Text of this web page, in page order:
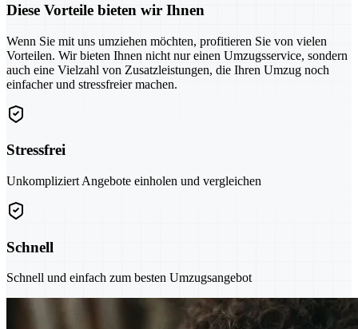
Diese Vorteile bieten wir Ihnen
Wenn Sie mit uns umziehen möchten, profitieren Sie von vielen
Vorteilen. Wir bieten Ihnen nicht nur einen Umzugsservice, sondern
auch eine Vielzahl von Zusatzleistungen, die Ihren Umzug noch
einfacher und stressfreier machen.
Stressfrei
Unkompliziert Angebote einholen und vergleichen
Schnell
Schnell und einfach zum besten Umzugsangebot